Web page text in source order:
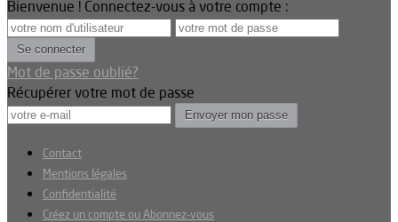
Bienvenue ! Connectez-vous à votre compte :
Mot de passe oublié?
Récupérer votre mot de passe
Contact
Mentions légales
Confidentialité
Créez un compte ou Abonnez-vous